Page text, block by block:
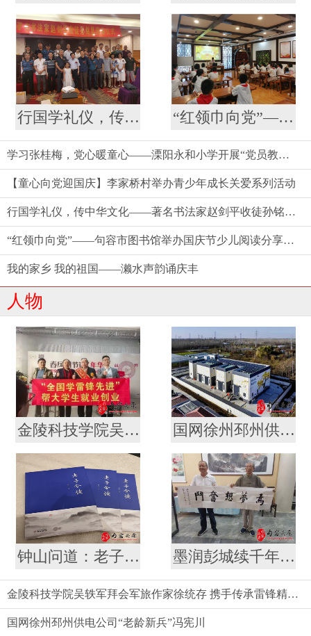
行国学礼仪，传中华文化——著名书法家赵剑平收徒孙铭昊拜师仪式见闻 “红领巾向党”——句容市图书馆举办国庆节少儿阅读分享成长活动
学习张桂梅，党心暖童心——溧阳永和小学开展“党员教师 留守儿童”结对仪式
【童心向党迎国庆】李家桥村举办青少年成长关爱系列活动
行国学礼仪，传中华文化——著名书法家赵剑平收徒孙铭昊拜师仪式见闻
“红领巾向党”——句容市图书馆举办国庆节少儿阅读分享成长活动
我的家乡 我的祖国——濑水声韵诵庆丰
人物
金陵科技学院吴轶军拜会军旅作家徐统存 携手传承雷锋精神与中华文脉 国网徐州邳州供电公司“老龄新兵”冯宪川
钟山问道：老子智慧的南京叙事 ——评论家厉恩宝评胡俊新作《〈老子〉今读》 墨润彭城续千年文脉 薪传翰墨启时代新章 ——金陵书法院徐州分院盛大揭牌
金陵科技学院吴轶军拜会军旅作家徐统存 携手传承雷锋精神与中华文脉
国网徐州邳州供电公司“老龄新兵”冯宪川